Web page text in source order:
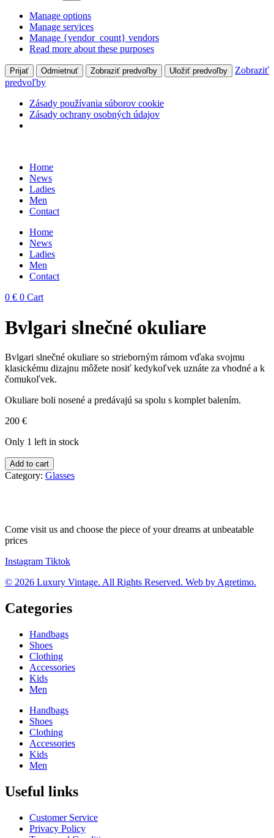
Manage options
Manage services
Manage {vendor_count} vendors
Read more about these purposes
Prijať Odmietnuť Zobraziť predvoľby Uložiť predvoľby
Zobraziť
predvoľby
Zásady používania súborov cookie
Zásady ochrany osobných údajov
contentHome
News
Ladies
Men
Contact
Home
News
Ladies
Men
Contact
0 € 0 Cart
Bvlgari slnečné okuliare
Bvlgari slnečné okuliare so strieborným rámom vďaka svojmu
klasickému dizajnu môžete nosiť kedykoľvek uznáte za vhodné a k
čomukoľvek.
Okuliare boli nosené a predávajú sa spolu s komplet balením.
200 €
Only 1 left in stock
Bvlgari
slnečné
okuliare
Add to cart
Category: Glasses
Come visit us and choose the piece of your dreams at unbeatable
prices
Instagram Tiktok
© 2026 Luxury Vintage. All Rights Reserved. Web by Agretimo.
Categories
Handbags
Shoes
Clothing
Accessories
Kids
Men
Handbags
Shoes
Clothing
Accessories
Kids
Men
Useful links
Customer Service
Privacy Policy